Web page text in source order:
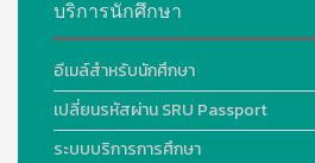
บริการนักศึกษา
อีเมล์สำหรับนักศึกษา
เปลี่ยนรหัสผ่าน SRU Passport
ระบบบริการการศึกษา